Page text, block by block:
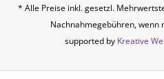
* Alle Preise inkl. gesetzl.
Nachnahmegebühren, wenn
supported by Kreative